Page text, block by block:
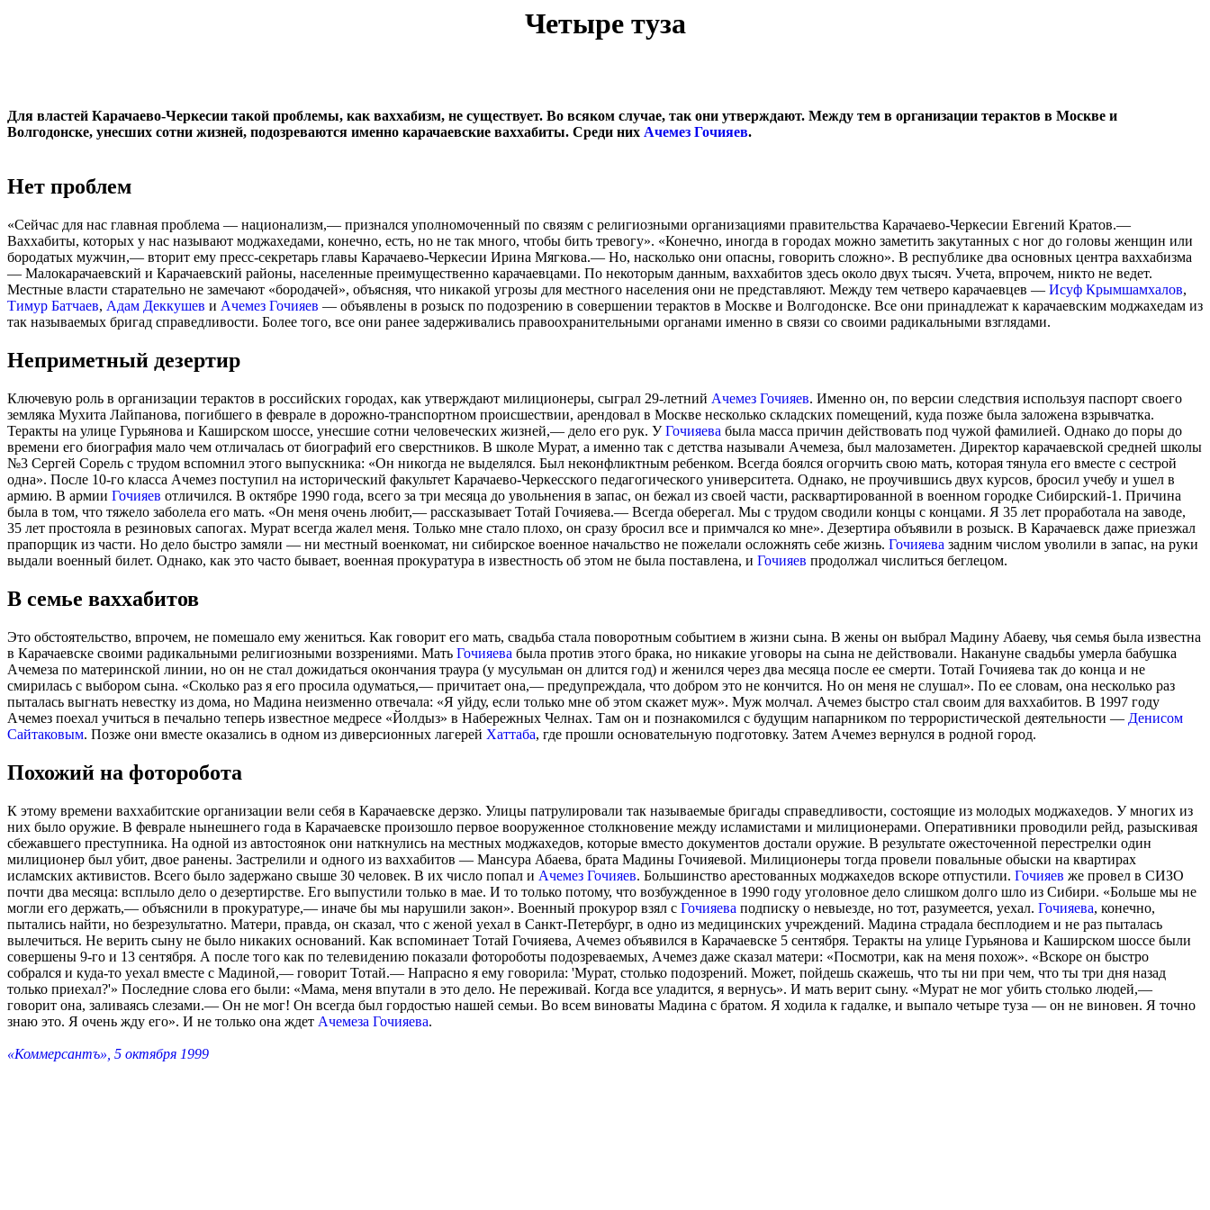
Четыре туза
Для властей Карачаево-Черкесии такой проблемы, как ваххабизм, не существует. Во всяком случае, так они утверждают. Между тем в организации терактов в Москве и
Волгодонске, унесших сотни жизней, подозреваются именно карачаевские ваххабиты. Среди них Ачемез Гочияев.
Нет проблем
«Сейчас для нас главная проблема — национализм,— признался уполномоченный по связям с религиозными организациями правительства Карачаево-Черкесии Евгений Кратов.—
Ваххабиты, которых у нас называют моджахедами, конечно, есть, но не так много, чтобы бить тревогу». «Конечно, иногда в городах можно заметить закутанных с ног до головы женщин или
бородатых мужчин,— вторит ему пресс-секретарь главы Карачаево-Черкесии Ирина Мягкова.— Но, насколько они опасны, говорить сложно». В республике два основных центра ваххабизма
— Малокарачаевский и Карачаевский районы, населенные преимущественно карачаевцами. По некоторым данным, ваххабитов здесь около двух тысяч. Учета, впрочем, никто не ведет.
Местные власти старательно не замечают «бородачей», объясняя, что никакой угрозы для местного населения они не представляют. Между тем четверо карачаевцев — Исуф Крымшамхалов,
Тимур Батчаев, Адам Деккушев и Ачемез Гочияев — объявлены в розыск по подозрению в совершении терактов в Москве и Волгодонске. Все они принадлежат к карачаевским моджахедам из
так называемых бригад справедливости. Более того, все они ранее задерживались правоохранительными органами именно в связи со своими радикальными взглядами.
Неприметный дезертир
Ключевую роль в организации терактов в российских городах, как утверждают милиционеры, сыграл 29-летний Ачемез Гочияев. Именно он, по версии следствия используя паспорт своего
земляка Мухита Лайпанова, погибшего в феврале в дорожно-транспортном происшествии, арендовал в Москве несколько складских помещений, куда позже была заложена взрывчатка.
Теракты на улице Гурьянова и Каширском шоссе, унесшие сотни человеческих жизней,— дело его рук. УГочияева была масса причин действовать под чужой фамилией. Однако до поры до
времени его биография мало чем отличалась от биографий его сверстников. В школе Мурат, а именно так с детства называли Ачемеза, был малозаметен. Директор карачаевской средней школы
№3 Сергей Сорель с трудом вспомнил этого выпускника: «Он никогда не выделялся. Был неконфликтным ребенком. Всегда боялся огорчить свою мать, которая тянула его вместе с сестрой
одна». После 10-го класса Ачемез поступил на исторический факультет Карачаево-Черкесского педагогического университета. Однако, не проучившись двух курсов, бросил учебу и ушел в
армию. В армии Гочияев отличился. В октябре 1990 года, всего за три месяца до увольнения в запас, он бежал из своей части, расквартированной в военном городке Сибирский-1. Причина
была в том, что тяжело заболела его мать. «Он меня очень любит,— рассказывает Тотай Гочияева.— Всегда оберегал. Мы с трудом сводили концы с концами. Я 35 лет проработала на заводе,
35 лет простояла в резиновых сапогах. Мурат всегда жалел меня. Только мне стало плохо, он сразу бросил все и примчался ко мне». Дезертира объявили в розыск. В Карачаевск даже приезжал
прапорщик из части. Но дело быстро замяли — ни местный военкомат, ни сибирское военное начальство не пожелали осложнять себе жизнь. Гочияева задним числом уволили в запас, на руки
выдали военный билет. Однако, как это часто бывает, военная прокуратура в известность об этом не была поставлена, и Гочияев продолжал числиться беглецом.
В семье ваххабитов
Это обстоятельство, впрочем, не помешало ему жениться. Как говорит его мать, свадьба стала поворотным событием в жизни сына. В жены он выбрал Мадину Абаеву, чья семья была известна
в Карачаевске своими радикальными религиозными воззрениями. Мать Гочияева была против этого брака, но никакие уговоры на сына не действовали. Накануне свадьбы умерла бабушка
Ачемеза по материнской линии, но он не стал дожидаться окончания траура (у мусульман он длится год) и женился через два месяца после ее смерти. Тотай Гочияева так до конца и не
смирилась с выбором сына. «Сколько раз я его просила одуматься,— причитает она,— предупреждала, что добром это не кончится. Но он меня не слушал». По ее словам, она несколько раз
пыталась выгнать невестку из дома, но Мадина неизменно отвечала: «Я уйду, если только мне об этом скажет муж». Муж молчал. Ачемез быстро стал своим для ваххабитов. В 1997 году
Ачемез поехал учиться в печально теперь известное медресе «Йолдыз» в Набережных Челнах. Там он и познакомился с будущим напарником по террористической деятельности — Денисом
Сайтаковым. Позже они вместе оказались в одном из диверсионных лагерей Хаттаба, где прошли основательную подготовку. Затем Ачемез вернулся в родной город.
Похожий на фоторобота
К этому времени ваххабитские организации вели себя в Карачаевске дерзко. Улицы патрулировали так называемые бригады справедливости, состоящие из молодых моджахедов. У многих из
них было оружие. В феврале нынешнего года в Карачаевске произошло первое вооруженное столкновение между исламистами и милиционерами. Оперативники проводили рейд, разыскивая
сбежавшего преступника. На одной из автостоянок они наткнулись на местных моджахедов, которые вместо документов достали оружие. В результате ожесточенной перестрелки один
милиционер был убит, двое ранены. Застрелили и одного из ваххабитов — Мансура Абаева, брата Мадины Гочияевой. Милиционеры тогда провели повальные обыски на квартирах
исламских активистов. Всего было задержано свыше 30 человек. В их число попал и Ачемез Гочияев. Большинство арестованных моджахедов вскоре отпустили. Гочияев же провел в СИЗО
почти два месяца: всплыло дело о дезертирстве. Его выпустили только в мае. И то только потому, что возбужденное в 1990 году уголовное дело слишком долго шло из Сибири. «Больше мы не
могли его держать,— объяснили в прокуратуре,— иначе бы мы нарушили закон». Военный прокурор взял с Гочияева подписку о невыезде, но тот, разумеется, уехал. Гочияева, конечно,
пытались найти, но безрезультатно. Матери, правда, он сказал, что с женой уехал в Санкт-Петербург, в одно из медицинских учреждений. Мадина страдала бесплодием и не раз пыталась
вылечиться. Не верить сыну не было никаких оснований. Как вспоминает Тотай Гочияева, Ачемез объявился в Карачаевске 5 сентября. Теракты на улице Гурьянова и Каширском шоссе были
совершены 9-го и 13 сентября. А после того как по телевидению показали фотороботы подозреваемых, Ачемез даже сказал матери: «Посмотри, как на меня похож». «Вскоре он быстро
собрался и куда-то уехал вместе с Мадиной,— говорит Тотай.— Напрасно я ему говорила: 'Мурат, столько подозрений. Может, пойдешь скажешь, что ты ни при чем, что ты три дня назад
только приехал?'» Последние слова его были: «Мама, меня впутали в это дело. Не переживай. Когда все уладится, я вернусь». И мать верит сыну. «Мурат не мог убить столько людей,—
говорит она, заливаясь слезами.— Он не мог! Он всегда был гордостью нашей семьи. Во всем виноваты Мадина с братом. Я ходила к гадалке, и выпало четыре туза — он не виновен. Я точно
знаю это. Я очень жду его». И не только она ждет Ачемеза Гочияева.
«Коммерсантъ», 5 октября 1999